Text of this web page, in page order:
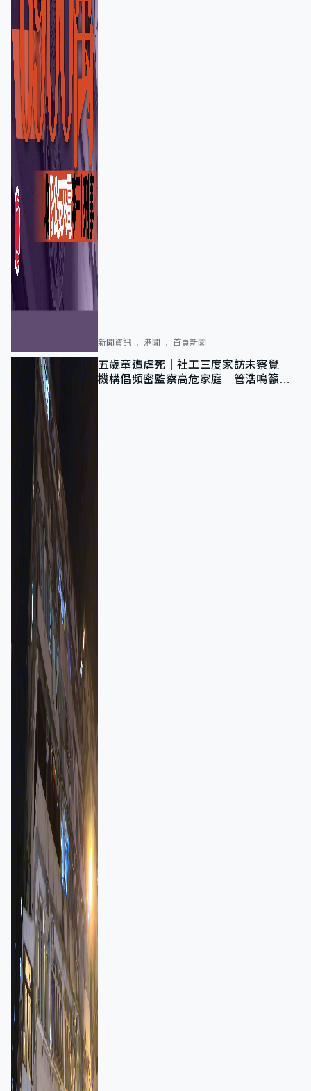
新聞資訊 港聞 首頁新聞
五歲童遭虐死｜社工三度家訪未察覺
機構倡頻密監察高危家庭 管浩鳴籲加